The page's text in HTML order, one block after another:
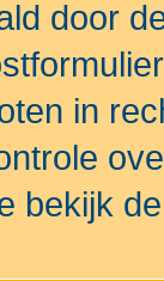
door
in
bekijk